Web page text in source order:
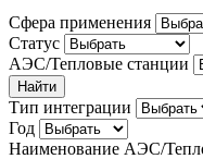
Сфера применения
Статус
АЭС/Тепловые станции
Тип интеграции
Год
Наименование АЭС/